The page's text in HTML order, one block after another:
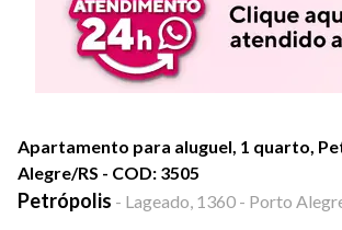
Apartamento para aluguel, 1 quarto,
Alegre/RS - COD: 3505
Petrópolis - Lageado, 1360 - Porto